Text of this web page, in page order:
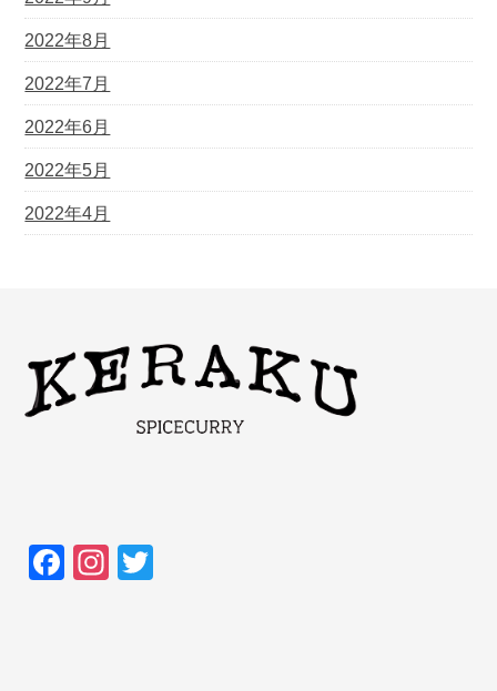
2022年8月
2022年7月
2022年6月
2022年5月
2022年4月
F
In